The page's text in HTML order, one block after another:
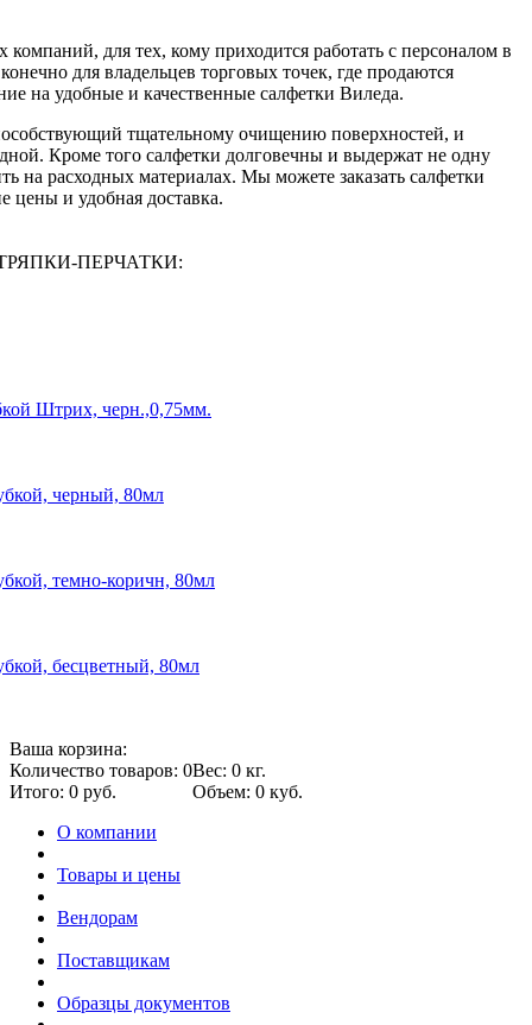
для тех, кому приходится работать с персоналом в
для владельцев торговых точек, где продаются
на удобные и качественные салфетки Виледа.
тщательному очищению поверхностей, и
Кроме того салфетки долговечны и выдержат не одну
на расходных материалах. Мы можете заказать салфетки
цены и удобная доставка.
ТРЯПКИ-ПЕРЧАТКИ:
Штрих, черн.,0,75мм.
черный, 80мл
темно-коричн, 80мл
бесцветный, 80мл
Ваша корзина:
Количество товаров: 0Вес: 0 кг.
Итого: 0 руб.
Объем: 0 куб.
О компании
Товары и цены
Вендорам
Поставщикам
Образцы документов